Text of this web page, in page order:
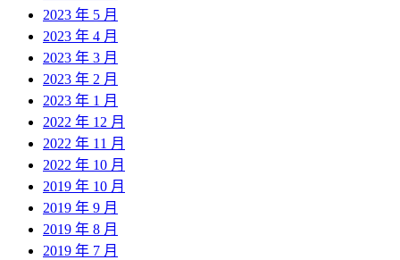
2023 年 5 月
2023 年 4 月
2023 年 3 月
2023 年 2 月
2023 年 1 月
2022 年 12 月
2022 年 11 月
2022 年 10 月
2019 年 10 月
2019 年 9 月
2019 年 8 月
2019 年 7 月